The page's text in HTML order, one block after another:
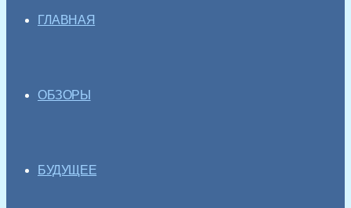
ГЛАВНАЯ
ОБЗОРЫ
БУДУЩЕЕ